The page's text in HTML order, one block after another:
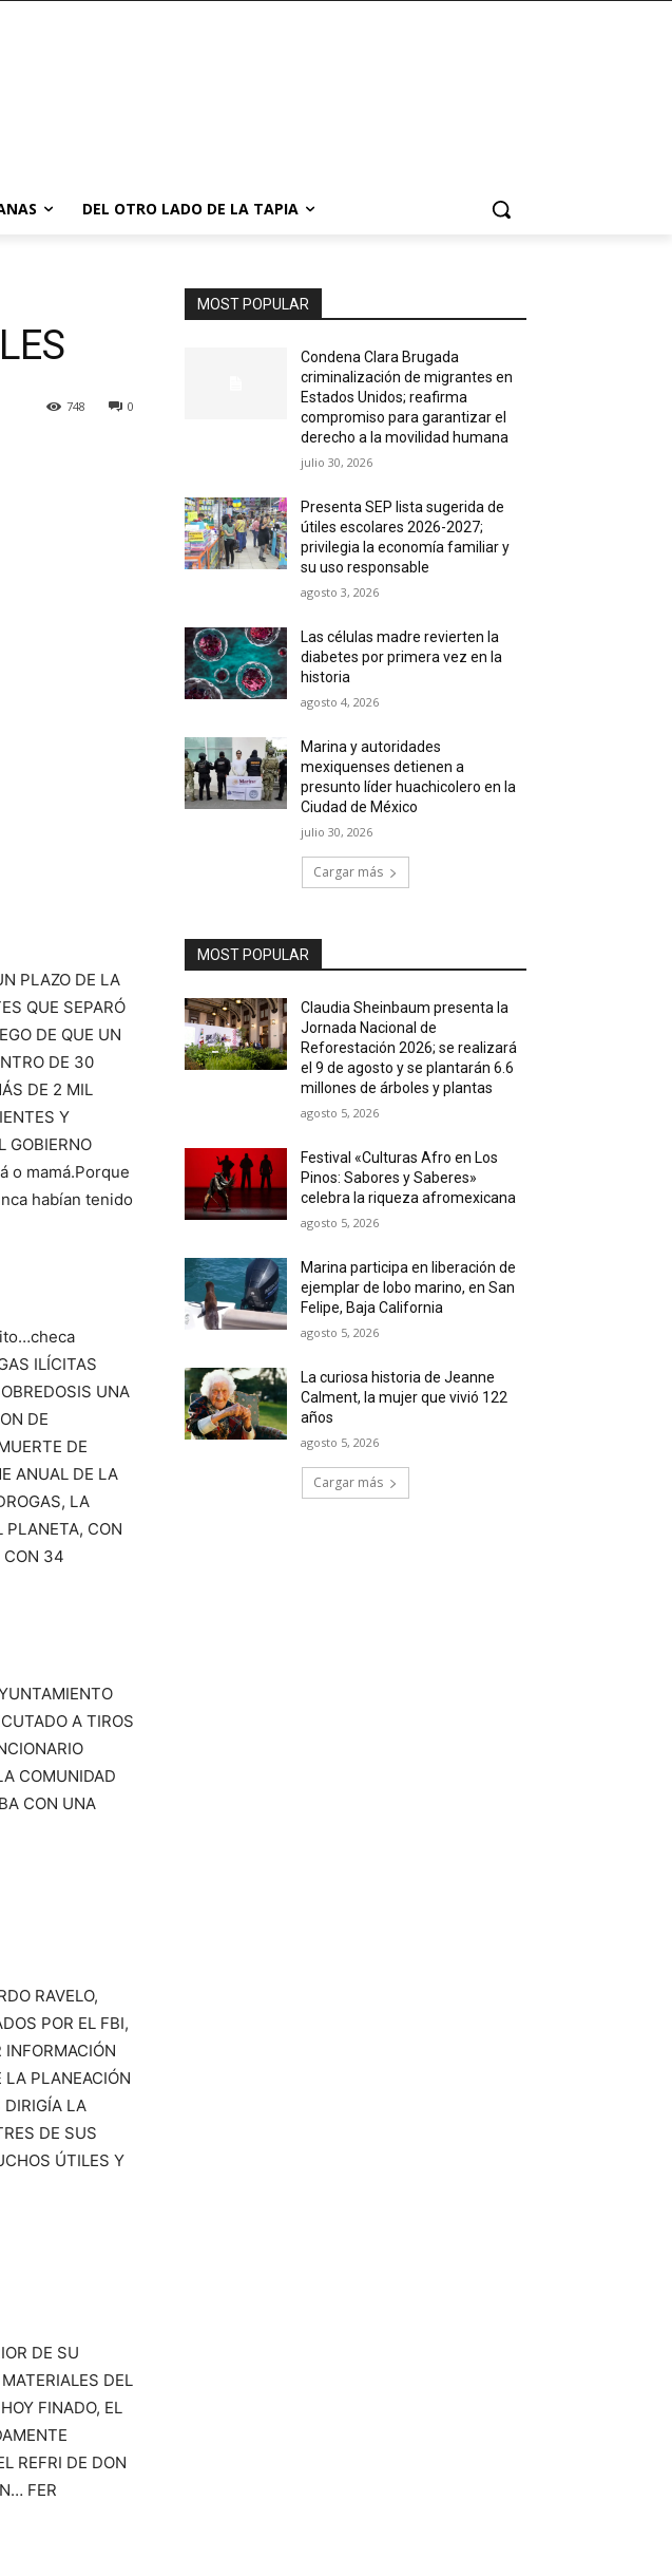
DEL OTRO LADO DE LA TAPIA
0
748
PLAZO DE LA
QUE SEPARÓ
DE QUE UN
DE 30
DE 2 MIL
Y
GOBIERNO
o mamá.Porque
habían tenido
ILÍCITAS
UNA
DE
DE
ANUAL DE LA
LA
PLANETA, CON
CON 34
A TIROS
COMUNIDAD
CON UNA
RAVELO,
POR EL FBI,
INFORMACIÓN
LA PLANEACIÓN
LA
DE SUS
ÚTILES Y
DE SU
DEL
FINADO, EL
REFRI DE DON
FER
MOST POPULAR
Condena Clara Brugada
criminalización de migrantes en
Estados Unidos; reafirma
compromiso para garantizar el
derecho a la movilidad humana
julio 30, 2026
Presenta SEP lista sugerida de
útiles escolares 2026-2027;
privilegia la economía familiar y
su uso responsable
agosto 3, 2026
Las células madre revierten la
diabetes por primera vez en la
historia
agosto 4, 2026
Marina y autoridades
mexiquenses detienen a
presunto líder huachicolero en la
Ciudad de México
julio 30, 2026
Cargar más
MOST POPULAR
Claudia Sheinbaum presenta la
Jornada Nacional de
Reforestación 2026; se realizará
el 9 de agosto y se plantarán 6.6
millones de árboles y plantas
agosto 5, 2026
Festival «Culturas Afro en Los
Pinos: Sabores y Saberes»
celebra la riqueza afromexicana
agosto 5, 2026
Marina participa en liberación de
ejemplar de lobo marino, en San
Felipe, Baja California
agosto 5, 2026
La curiosa historia de Jeanne
Calment, la mujer que vivió 122
años
agosto 5, 2026
Cargar más